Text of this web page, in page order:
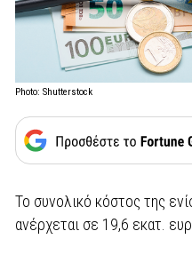
Photo: Shutterstock
Το συνολικό κόστος της
ανέρχεται σε 19,6 εκατ.